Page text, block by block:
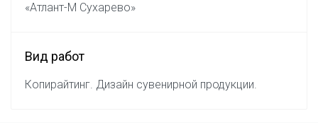
«Атлант-М Сухарево»
Вид работ
Копирайтинг. Дизайн сувенирной продукции.